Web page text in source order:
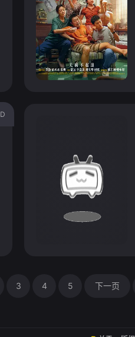
孙艺洲 / 段奕宏 / 张新成 / 胡
沙宝亮 朱泳腾
3 4 5 下一页